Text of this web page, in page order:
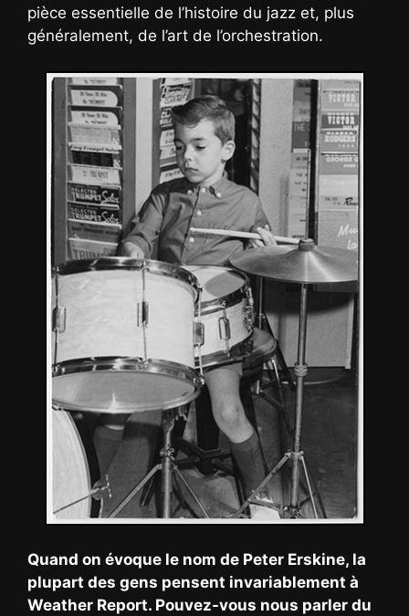
pièce essentielle de l’histoire du jazz et, plus
généralement, de l’art de l’orchestration.
Quand on évoque le nom de Peter Erskine, la
plupart des gens pensent invariablement à
Weather Report. Pouvez-vous nous parler du